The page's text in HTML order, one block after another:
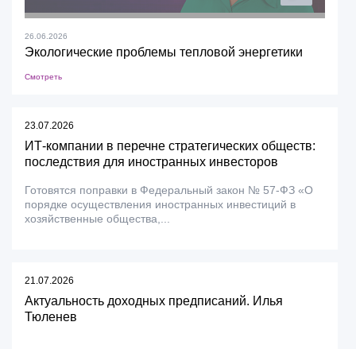
26.06.2026
Экологические проблемы тепловой энергетики
Смотреть
23.07.2026
ИТ-компании в перечне стратегических обществ:
последствия для иностранных инвесторов
Готовятся поправки в Федеральный закон № 57-ФЗ «О
порядке осуществления иностранных инвестиций в
хозяйственные общества,...
21.07.2026
Актуальность доходных предписаний. Илья
Тюленев